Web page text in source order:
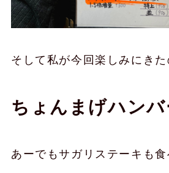
そして私が今回楽しみにきた
ちょんまげハン
あーでもサガリステーキも食